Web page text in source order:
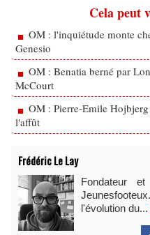
Cela peut
OM : l'inquiétude monte
Genesio
OM : Benatia berné par
McCourt
OM : Pierre-Emile
l'affût
Frédéric Le Lay
Fondateur
l'évolution du...